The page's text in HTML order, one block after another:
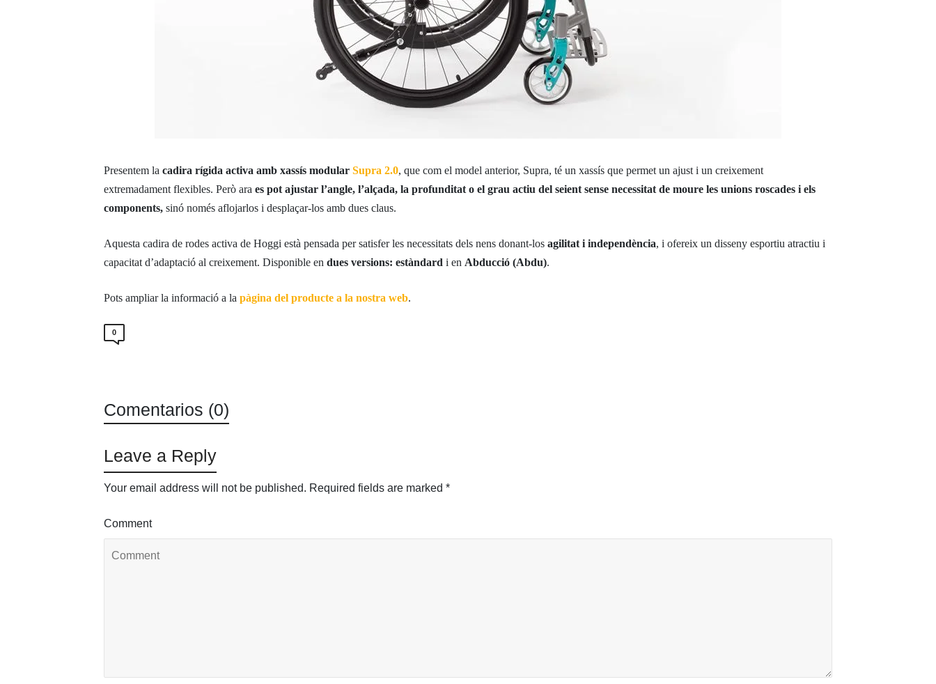
Presentem lacadira rígida activa amb xassís modularSupra 2.0, que com el model anterior, Supra, té un xassís que permet un ajust i un creixement
extremadament flexibles. Però araes pot ajustar l’angle, l’alçada, la profunditat o el grau actiu del seient sense necessitat de moure les unions roscades i els
components, sinó només aflojarlos i desplaçar-los amb dues claus.
Aquesta cadira de rodes activa de Hoggi està pensada per satisfer les necessitats dels nens donant-losagilitat i independència, i ofereix un disseny esportiu atractiu i
capacitat d’adaptació al creixement. Disponible endues versions: estàndard i en Abducció (Abdu).
Pots ampliar la informació a lapàgina del producte a la nostra web.
0
Comentarios (0)
Leave a Reply
Your email address will not be published. Required fields are marked*
Comment